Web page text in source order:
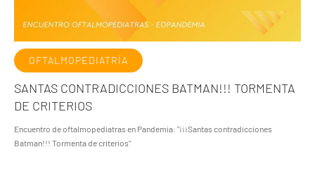
OFTALMOPEDIATRÍA
SANTAS CONTRADICCIONES BATMAN!!! TORMENTA
DE CRITERIOS
Encuentro de oftalmopediatras en Pandemia: "¡¡¡Santas contradicciones
Batman!!! Tormenta de criterios"